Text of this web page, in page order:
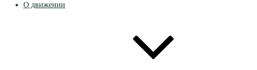
О движении